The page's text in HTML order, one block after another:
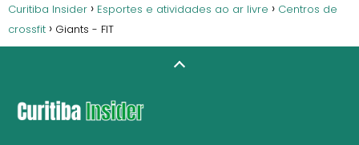
Curitiba Insider Esportes e atividades ao ar livre
Centros de
crossfit
Giants - FIT